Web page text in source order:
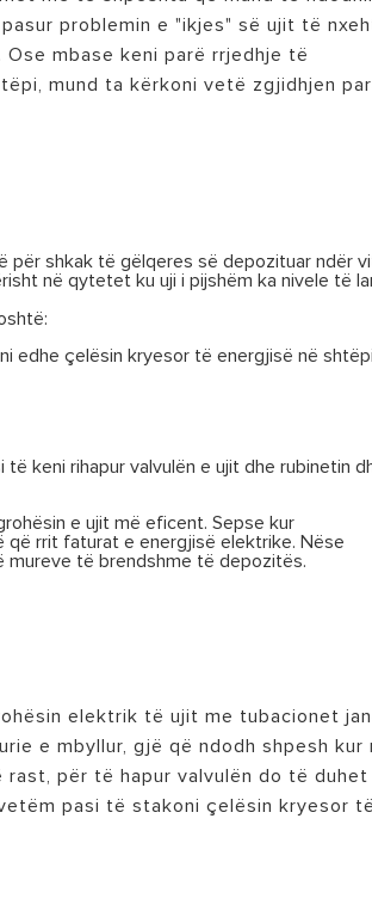
problemin e "ikjes" së ujit të
mbase keni parë rrjedhje të
mund ta kërkoni vetë zgjidhjen
për shkak të gëlqeres së depozituar ndër
në qytetet ku uji i pijshëm ka nivele të
edhe çelësin kryesor të energjisë në
keni rihapur valvulën e ujit dhe rubinetin
e ujit më eficent. Sepse kur
rrit faturat e energjisë elektrike. Nëse
mureve të brendshme të depozitës.
elektrik të ujit me tubacionet
e mbyllur, gjë që ndodh shpesh kur
për të hapur valvulën do të
pasi të stakoni çelësin kryesor të